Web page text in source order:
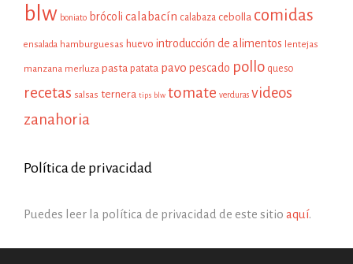
blw boniato brócoli calabacín calabaza cebolla comidas
ensalada hamburguesas huevo introducción de alimentos lentejas
manzana merluza pasta patata pavo pescado pollo queso
recetas salsas ternera tips blw tomate verduras videos
zanahoria
Política de privacidad
Puedes leer la política de privacidad de este sitio aquí.